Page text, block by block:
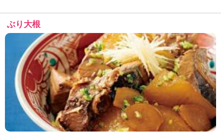
ぶり大根